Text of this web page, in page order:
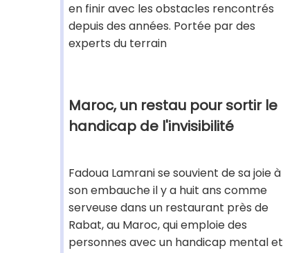
en finir avec les obstacles rencontrés
depuis des années. Portée par des
experts du terrain
Maroc, un restau pour sortir le
handicap de l'invisibilité
Fadoua Lamrani se souvient de sa joie à
son embauche il y a huit ans comme
serveuse dans un restaurant près de
Rabat, au Maroc, qui emploie des
personnes avec un handicap mental et